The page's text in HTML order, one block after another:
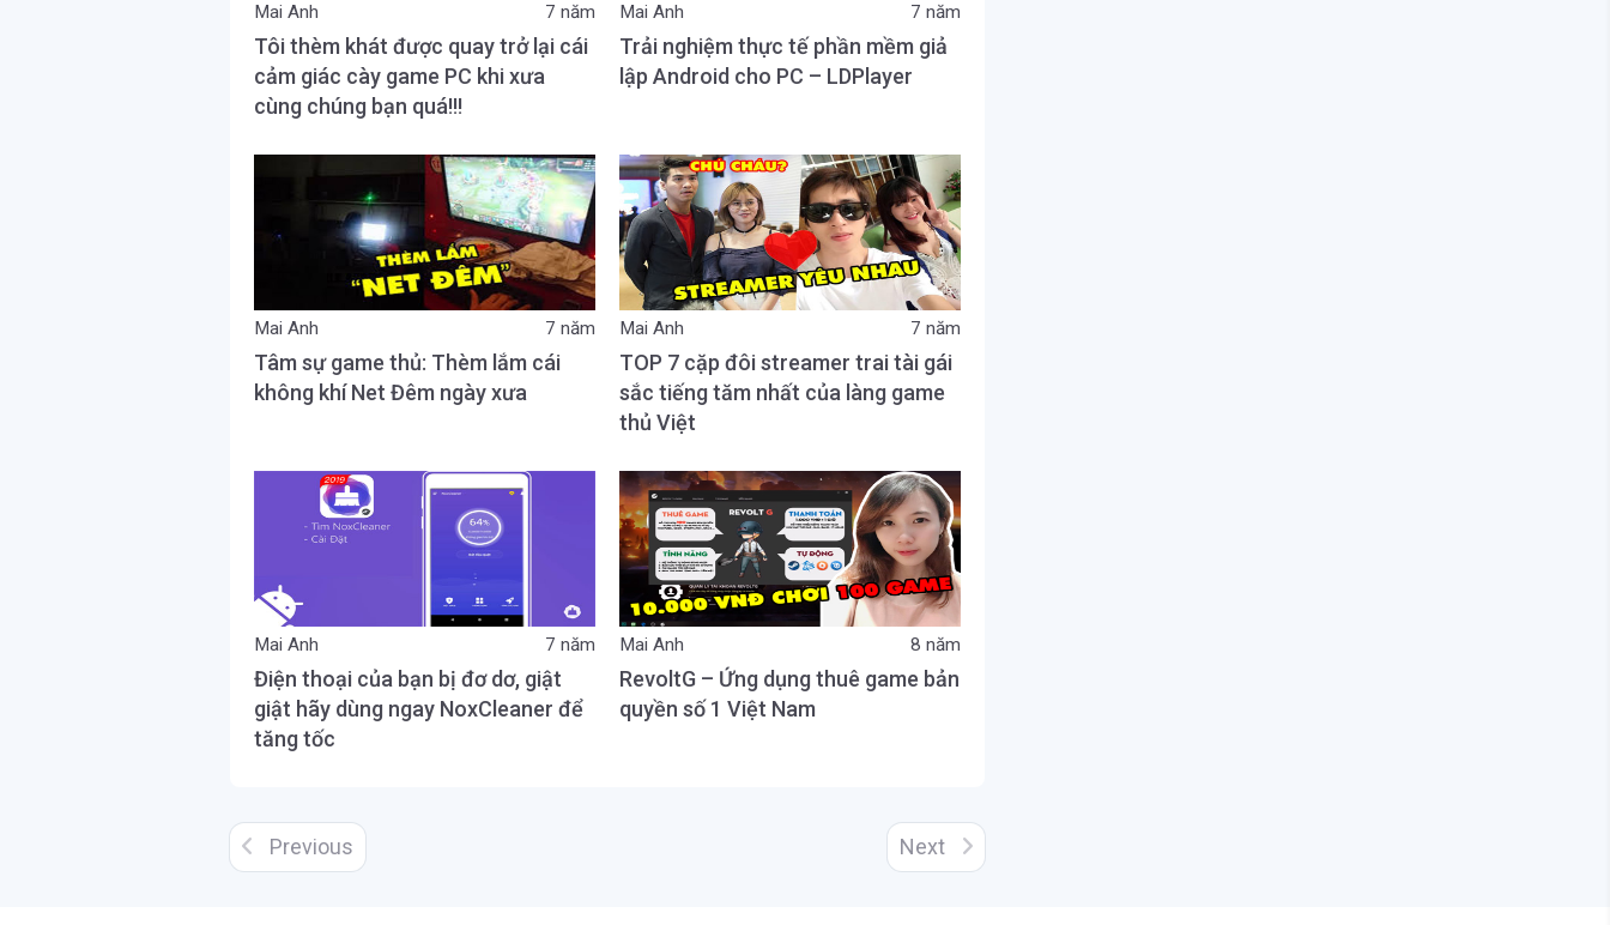
Mai Anh 7 năm
Tôi thèm khát được quay trở lại cái
cảm giác cày game PC khi xưa
cùng chúng bạn quá!!!
Mai Anh 7 năm
Trải nghiệm thực tế phần mềm giả
lập Android cho PC – LDPlayer
Mai Anh 7 năm
Tâm sự game thủ: Thèm lắm cái
không khí Net Đêm ngày xưa
Mai Anh 7 năm
TOP 7 cặp đôi streamer trai tài gái
sắc tiếng tăm nhất của làng game
thủ Việt
Mai Anh 7 năm
Điện thoại của bạn bị đơ dơ, giật
giật hãy dùng ngay NoxCleaner để
tăng tốc
Mai Anh 8 năm
RevoltG – Ứng dụng thuê game bản
quyền số 1 Việt Nam
Previous Next